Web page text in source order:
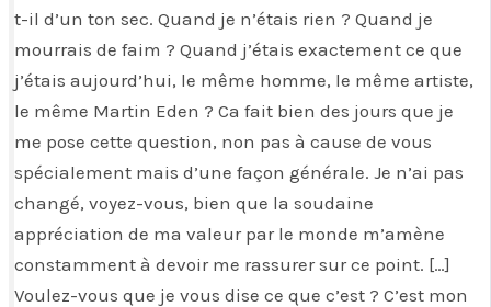
t-il d’un ton sec. Quand je n’étais rien ? Quand je
mourrais de faim ? Quand j’étais exactement ce que
j’étais aujourd’hui, le même homme, le même artiste,
le même Martin Eden ? Ca fait bien des jours que je
me pose cette question, non pas à cause de vous
spécialement mais d’une façon générale. Je n’ai pas
changé, voyez-vous, bien que la soudaine
appréciation de ma valeur par le monde m’amène
constamment à devoir me rassurer sur ce point. […]
Voulez-vous que je vous dise ce que c’est ? C’est mon